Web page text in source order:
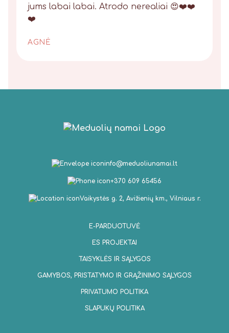
jums labai labai. Atrodo nerealiai 😍❤️❤️
❤️
AGNĖ
info@meduoliunamai.lt
+370 609 65456
Vaikystės g. 2, Avižienių km., Vilniaus r.
E-PARDUOTUVĖ
ES PROJEKTAI
TAISYKLĖS IR SĄLYGOS
GAMYBOS, PRISTATYMO IR GRĄŽINIMO SĄLYGOS
PRIVATUMO POLITIKA
SLAPUKŲ POLITIKA